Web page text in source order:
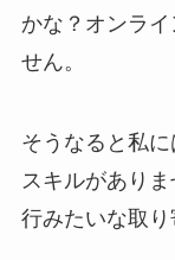
かな？オンラ
せん。
そうなると私
スキルがあり
行みたいな取